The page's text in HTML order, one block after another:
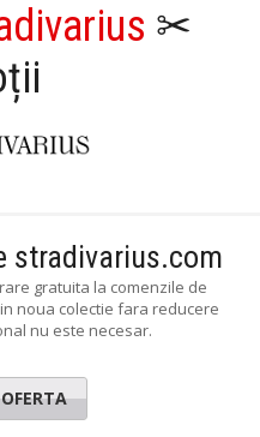
✂
stradivarius.com
gratuita la comenzile de
noua colectie fara reducere
nu este necesar.